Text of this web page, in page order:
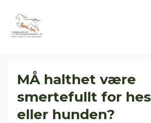
MÅ halthet være
smertefullt for
eller hunden?